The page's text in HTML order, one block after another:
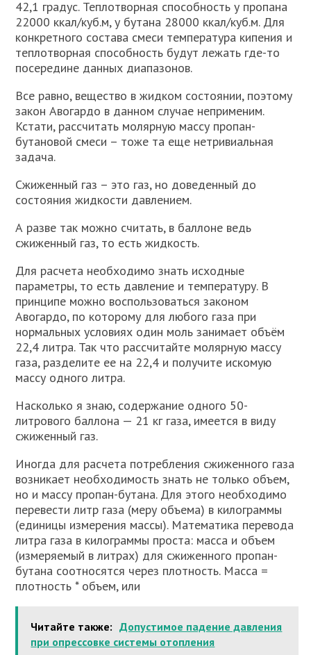
42,1 градус. Теплотворная способность у пропана
22000 ккал/куб.м, у бутана 28000 ккал/куб.м. Для
конкретного состава смеси температура кипения и
теплотворная способность будут лежать где-то
посередине данных диапазонов.
Все равно, вещество в жидком состоянии, поэтому
закон Авогардо в данном случае неприменим.
Кстати, рассчитать молярную массу пропан-
бутановой смеси – тоже та еще нетривиальная
задача.
Сжиженный газ – это газ, но доведенный до
состояния жидкости давлением.
А разве так можно считать, в баллоне ведь
сжиженный газ, то есть жидкость.
Для расчета необходимо знать исходные
параметры, то есть давление и температуру. В
принципе можно воспользоваться законом
Авогардо, по которому для любого газа при
нормальных условиях один моль занимает объём
22,4 литра. Так что рассчитайте молярную массу
газа, разделите ее на 22,4 и получите искомую
массу одного литра.
Насколько я знаю, содержание одного 50-
литрового баллона — 21 кг газа, имеется в виду
сжиженный газ.
Иногда для расчета потребления сжиженного газа
возникает необходимость знать не только объем,
но и массу пропан-бутана. Для этого необходимо
перевести литр газа (меру объема) в килограммы
(единицы измерения массы). Математика перевода
литра газа в килограммы проста: масса и объем
(измеряемый в литрах) для сжиженного пропан-
бутана соотносятся через плотность. Масса =
плотность * объем, или
Читайте также: Допустимое падение давления
при опрессовке системы отопления